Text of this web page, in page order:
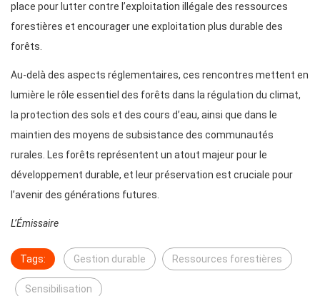
place pour lutter contre l’exploitation illégale des ressources
forestières et encourager une exploitation plus durable des
forêts.
Au-delà des aspects réglementaires, ces rencontres mettent en
lumière le rôle essentiel des forêts dans la régulation du climat,
la protection des sols et des cours d’eau, ainsi que dans le
maintien des moyens de subsistance des communautés
rurales. Les forêts représentent un atout majeur pour le
développement durable, et leur préservation est cruciale pour
l’avenir des générations futures.
L’Émissaire
Tags: Gestion durable Ressources forestières
Sensibilisation